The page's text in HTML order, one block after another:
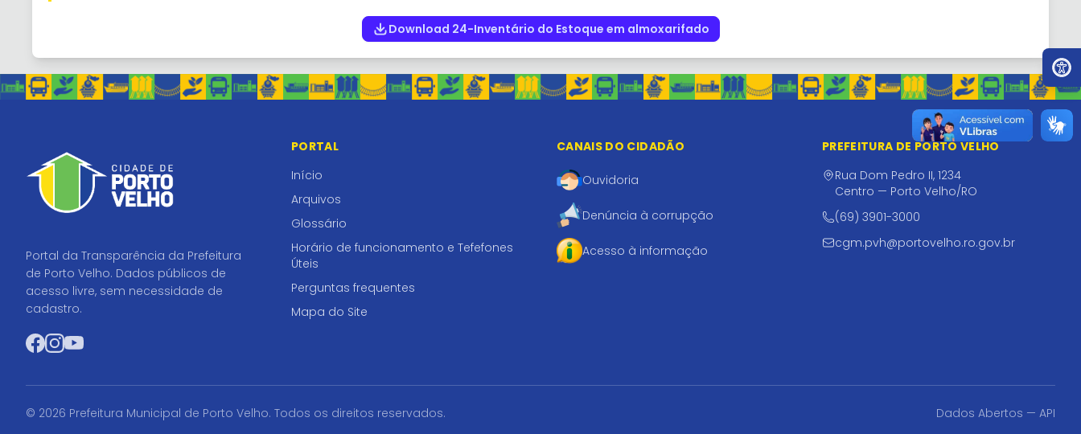
Download 24-Inventário do Estoque em almoxarifado
Portal da Transparência da Prefeitura
de Porto Velho. Dados públicos de
acesso livre, sem necessidade de
cadastro.
Facebook
Instagram
YouTube
PORTAL
Início
Arquivos
Glossário
Horário de funcionamento e Tefefones
Úteis
Perguntas frequentes
Mapa do Site
CANAIS DO CIDADÃO
Ouvidoria
Denúncia à corrupção
Acesso à informação
PREFEITURA DE PORTO VELHO
Rua Dom Pedro II, 1234
Centro — Porto Velho/RO
(69) 3901-3000
cgm.pvh@portovelho.ro.gov.br
© 2026 Prefeitura Municipal de Porto Velho. Todos os direitos reservados. Dados Abertos — API
Ir